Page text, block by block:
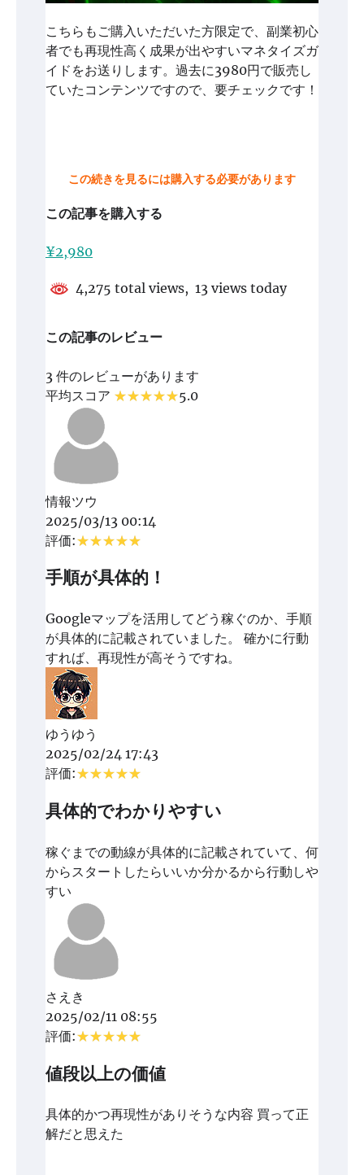
こちらもご購入いただいた方限定で、副業初心
者でも再現性高く成果が出やすいマネタイズガ
イドをお送りします。過去に3980円で販売し
ていたコンテンツですので、要チェックです！
この続きを見るには購入する必要があります
この記事を購入する
¥2,980
4,275 total views, 13 views today
この記事のレビュー
3 件のレビューがあります
平均スコア
5.0
情報ツウ
2025/03/13 00:14
評価:
手順が具体的！
Googleマップを活用してどう稼ぐのか、手順
が具体的に記載されていました。 確かに行動
すれば、再現性が高そうですね。
ゆうゆう
2025/02/24 17:43
評価:
具体的でわかりやすい
稼ぐまでの動線が具体的に記載されていて、何
からスタートしたらいいか分かるから行動しや
すい
さえき
2025/02/11 08:55
評価:
値段以上の価値
具体的かつ再現性がありそうな内容 買って正
解だと思えた